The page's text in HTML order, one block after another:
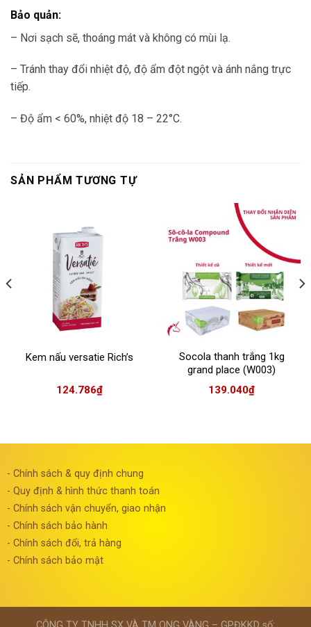
Bảo quản:
– Nơi sạch sẽ, thoáng mát và không có mùi lạ.
– Tránh thay đổi nhiệt độ, độ ẩm đột ngột và ánh nắng trực
tiếp.
– Độ ẩm < 60%, nhiệt độ 18 – 22°C.
SẢN PHẨM TƯƠNG TỰ
Kem nấu versatie Rich’s
124.786₫
Socola thanh trắng 1kg
grand place (W003)
139.040₫
- Chính sách & quy định chung
- Quy định & hình thức thanh toán
- Chính sách vận chuyển, giao nhận
- Chính sách bảo hành
- Chính sách đổi, trả hàng
- Chính sách bảo mật